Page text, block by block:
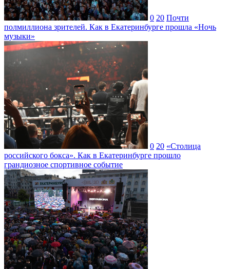
0 20 Почти
полмиллиона зрителей. Как в Екатеринбурге прошла «Ночь
музыки»
0 20 «Столица
российского бокса». Как в Екатеринбурге прошло
грандиозное спортивное событие